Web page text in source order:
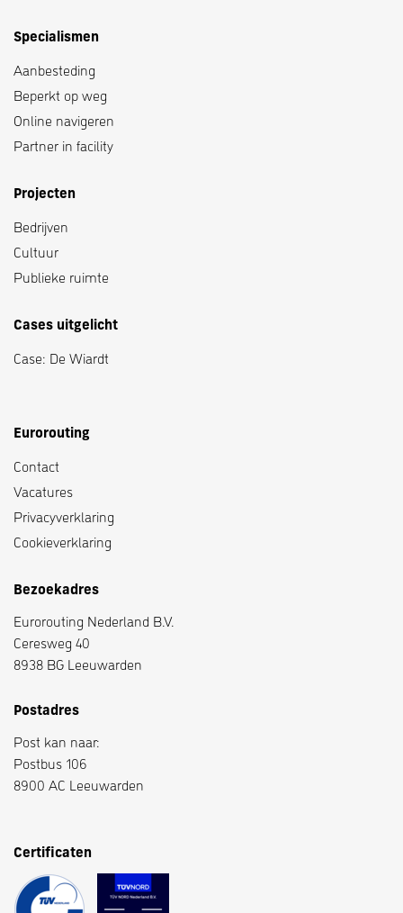
Specialismen
Aanbesteding
Beperkt op weg
Online navigeren
Partner in facility
Projecten
Bedrijven
Cultuur
Publieke ruimte
Cases uitgelicht
Case: De Wiardt
Eurorouting
Contact
Vacatures
Privacyverklaring
Cookieverklaring
Bezoekadres
Eurorouting Nederland B.V.
Ceresweg 40
8938 BG Leeuwarden
Postadres
Post kan naar:
Postbus 106
8900 AC Leeuwarden
Certificaten